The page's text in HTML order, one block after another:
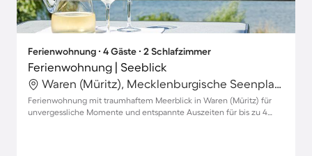
Ferienwohnung ∙ 4 Gäste ∙ 2 Schlafzimmer
Ferienwohnung | Seeblick
Waren (Müritz), Mecklenburgische Seenplatte, Deutschland
Ferienwohnung mit traumhaftem Meerblick in Waren (Müritz) für
unvergessliche Momente und entspannte Auszeiten für bis zu 4